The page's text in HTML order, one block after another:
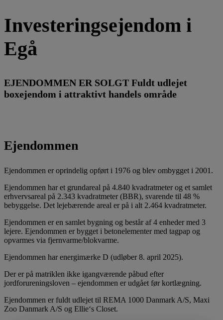
Investeringsejendom i
Egå
EJENDOMMEN ER SOLGT Fuldt udlejet
boxejendom i attraktivt handels område
Ejendommen
Ejendommen er oprindelig opført i 1976 og blev ombygget i 2001.
Ejendommen har et grundareal på 4.840 kvadratmeter og et samlet
erhvervsareal på 2.343 kvadratmeter (BBR), svarende til 48 %
bebyggelse. Det lejebærende areal er på i alt 2.464 kvadratmeter.
Ejendommen er en samlet bygning og består af 4 enheder med 3
lejere. Ejendommen er bygget i betonelementer med tagpap og
opvarmes via fjernvarme/blokvarme.
Ejendommen har energimærke D (udløber 8. april 2025).
Der er på matriklen ikke igangværende påbud efter
jordforureningsloven – ejendommen er udgået før kortlægning.
Ejendommen er fuldt udlejet til REMA 1000 Danmark A/S, Maxi
Zoo Danmark A/S og Ellie‘s Closet.